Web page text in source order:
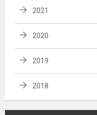
2021
2020
2019
2018